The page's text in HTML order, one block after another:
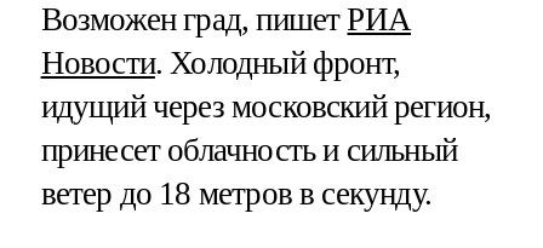
Возможен град, пишетРИА
Новости. Холодный фронт,
идущий через московский регион,
принесет облачность и сильный
ветер до 18 метров в секунду.